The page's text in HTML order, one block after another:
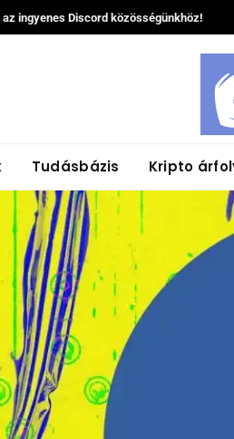
ingyenes Discord közösségünkhöz!
Tudásbázis Kripto